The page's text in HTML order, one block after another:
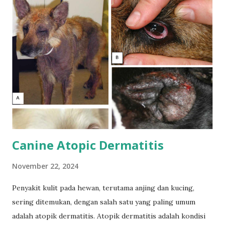
(NCIT). Pengukuran Suhu Rektal: Standar yang Tidak
Nyaman Pengukuran suhu rektal adalah pilihan utama
karena memberikan hasil yang andal. Namun, penelitian
menunjukkan bahwa hanya sekitar 53% kucing dapat
mentoleransi metode ini tanpa menunjukkan tanda-tanda
stres. Meski akurat, ketidaknyamanan yang dirasakan oleh
hewan membuat RT kurang ideal dalam situasi tertentu,
terutama untuk pemeriksaan rutin atau pada hewan yang
sangat sensitif (Smith et al., 2015). Suhu Aksila: Alternatif
yang Lebih...
Canine Atopic Dermatitis
November 22, 2024
Penyakit kulit pada hewan, terutama anjing dan kucing,
sering ditemukan, dengan salah satu yang paling umum
adalah atopik dermatitis. Atopik dermatitis adalah kondisi